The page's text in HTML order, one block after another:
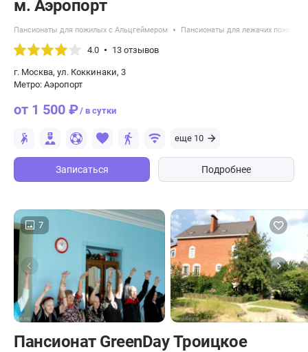
м. Аэропорт
Пансионаты для пожилых с Альцгеймером Пансионаты для лежачих
4.0 13 отзывов
г. Москва, ул. Коккинаки, 3
Метро: Аэропорт
от 1 500 ₽/ в сутки
еще 10
Записаться Подробнее
7
Пансионат GreenDay Троицкое